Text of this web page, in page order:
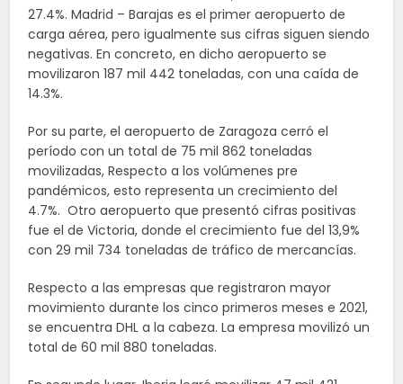
27.4%. Madrid – Barajas es el primer aeropuerto de
carga aérea, pero igualmente sus cifras siguen siendo
negativas. En concreto, en dicho aeropuerto se
movilizaron 187 mil 442 toneladas, con una caída de
14.3%.
Por su parte, el aeropuerto de Zaragoza cerró el
período con un total de 75 mil 862 toneladas
movilizadas, Respecto a los volúmenes pre
pandémicos, esto representa un crecimiento del
4.7%. Otro aeropuerto que presentó cifras positivas
fue el de Victoria, donde el crecimiento fue del 13,9%
con 29 mil 734 toneladas de tráfico de mercancías.
Respecto a las empresas que registraron mayor
movimiento durante los cinco primeros meses e 2021,
se encuentra DHL a la cabeza. La empresa movilizó un
total de 60 mil 880 toneladas.